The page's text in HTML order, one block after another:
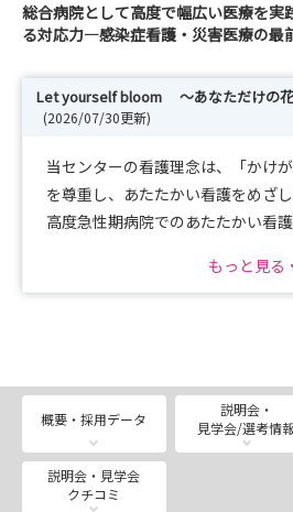
総合病院として高度で幅広い医療を
る対応力—感染症看護・災害医療の最
Let yourself bloom ～あなただけの花
(2026/07/30更新)
当センターの看護理念は、「かけ
を尊重し、あたたかい看護をめざし
高度急性期病院でのあたたかい看
質の高いあたたかい看護が届けら
人として、看護師としてともに成
ただけの看護の花を一緒に咲か
【2026夏 キャリア見学会】の予
す。８月20日・21日は若干名、参
す！
もっと見る
概要・採用データ
説明会・
見学会/選考情
説明会・見学会
クチコミ